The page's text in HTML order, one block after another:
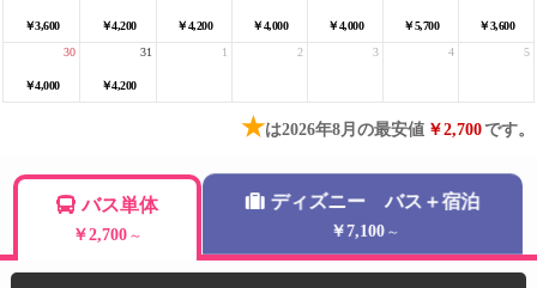
￥3,600 ￥4,200 ￥4,200 ￥4,000 ￥4,000 ￥5,700 ￥3,600
￥4,000
30
￥4,200
31 1 2 3 4 5
★は2026年8月の最安値 ￥2,700です。
バス単体
￥2,700 ～
ディズニー バス＋宿泊
￥7,100 ～